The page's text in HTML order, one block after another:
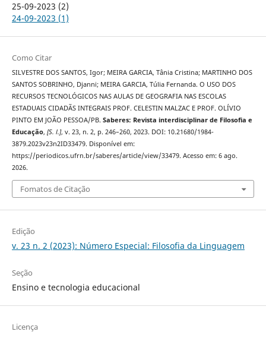
25-09-2023 (2)
24-09-2023 (1)
Como Citar
SILVESTRE DOS SANTOS, Igor; MEIRA GARCIA, Tânia Cristina; MARTINHO DOS
SANTOS SOBRINHO, Djanni; MEIRA GARCIA, Túlia Fernanda. O USO DOS
RECURSOS TECNOLÓGICOS NAS AULAS DE GEOGRAFIA NAS ESCOLAS
ESTADUAIS CIDADÃS INTEGRAIS PROF. CELESTIN MALZAC E PROF. OLÍVIO
PINTO EM JOÃO PESSOA/PB. Saberes: Revista interdisciplinar de Filosofia e
Educação, [S. l.], v. 23, n. 2, p. 246–260, 2023. DOI: 10.21680/1984-
3879.2023v23n2ID33479. Disponível em:
https://periodicos.ufrn.br/saberes/article/view/33479. Acesso em: 6 ago.
2026.
Fomatos de Citação
Edição
v. 23 n. 2 (2023): Número Especial: Filosofia da Linguagem
Seção
Ensino e tecnologia educacional
Licença